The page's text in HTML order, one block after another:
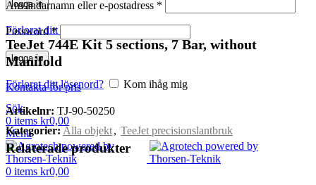
logga in
Förlorat ditt lösenord?
Användarnamn eller e-postadress *
Password*
logga in
Förlorat ditt lösenord?
Kom ihåg mig
Sök
0 items kr0,00
Menu
0 items kr0,00
TeeJet 744E Kit 5 sections, 7 Bar, without
Manifold
Kontakta för pris
Artikelnr: TJ-90-50250
Kategorier: Alla objekt, TeeJet precisionslantbruk
Relaterade produkter